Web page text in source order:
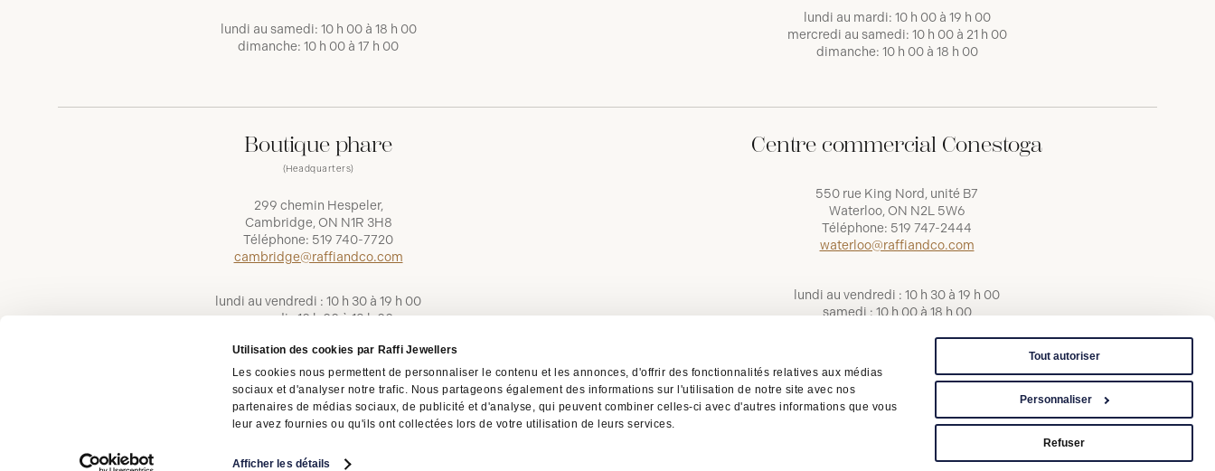
Utilisation des cookies par Raffi Jewellers
Les cookies nous permettent de personnaliser le contenu et les annonces, d'offrir des fonctionnalités relatives aux médias
sociaux et d'analyser notre trafic. Nous partageons également des informations sur l'utilisation de notre site avec nos
partenaires de médias sociaux, de publicité et d'analyse, qui peuvent combiner celles-ci avec d'autres informations que vous
leur avez fournies ou qu'ils ont collectées lors de votre utilisation de leurs services.
Afficher les détails
Tout autoriser
Personnaliser
Refuser
lundi au samedi: 10 h 00 à 18 h 00
dimanche: 10 h 00 à 17 h 00
lundi au mardi: 10 h 00 à 19 h 00
mercredi au samedi: 10 h 00 à 21 h 00
dimanche: 10 h 00 à 18 h 00
Boutique phare
(Headquarters)
299 chemin Hespeler,
Cambridge, ON N1R 3H8
Téléphone: 519 740-7720
cambridge@raffiandco.com
lundi au vendredi : 10 h 30 à 19 h 00
samedi : 10 h 00 à 18 h 00
Centre commercial Conestoga
550 rue King Nord, unité B7
Waterloo, ON N2L 5W6
Téléphone: 519 747-2444
waterloo@raffiandco.com
lundi au vendredi : 10 h 30 à 19 h 00
samedi : 10 h 00 à 18 h 00
Conditions d'utilisation
Politique de confidentialité
Copyright © 2026 | Raffi Jewellers Inc., tous droits